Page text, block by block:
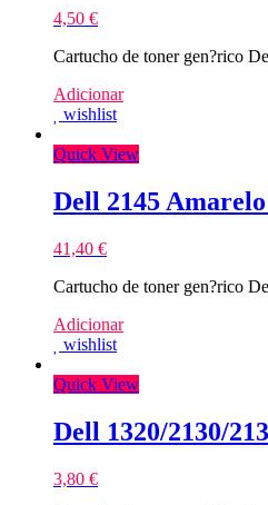
4,50 €
Cartucho de toner gen?rico
Adicionar
wishlist
Quick View
Dell 2145
41,40 €
Cartucho de toner gen?rico
Adicionar
wishlist
Quick View
Dell 1320/2130/
3,80 €